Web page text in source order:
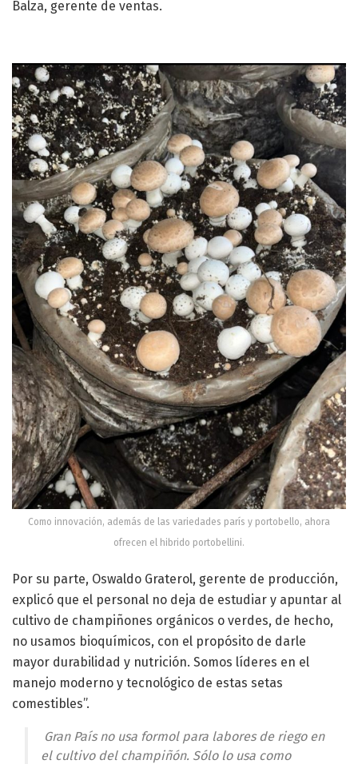
Balza, gerente de ventas.
Como innovación, además de las variedades parís y portobello, ahora
ofrecen el hibrido portobellini.
Por su parte, Oswaldo Graterol, gerente de producción,
explicó que el personal no deja de estudiar y apuntar al
cultivo de champiñones orgánicos o verdes, de hecho,
no usamos bioquímicos, con el propósito de darle
mayor durabilidad y nutrición. Somos líderes en el
manejo moderno y tecnológico de estas setas
comestibles”.
Gran País no usa formol para labores de riego en
el cultivo del champiñón. Sólo lo usa como